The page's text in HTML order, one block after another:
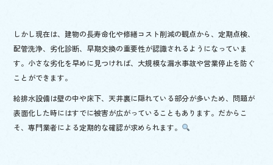
しかし現在は、建物の長寿命化や修繕コスト削減の観点から、定期点検、
配管洗浄、劣化診断、早期交換の重要性が認識されるようになっていま
す。小さな劣化を早めに見つければ、大規模な漏水事故や営業停止を防ぐ
ことができます。
給排水設備は壁の中や床下、天井裏に隠れている部分が多いため、問題が
表面化した時にはすでに被害が広がっていることもあります。だからこ
そ、専門業者による定期的な確認が求められます。